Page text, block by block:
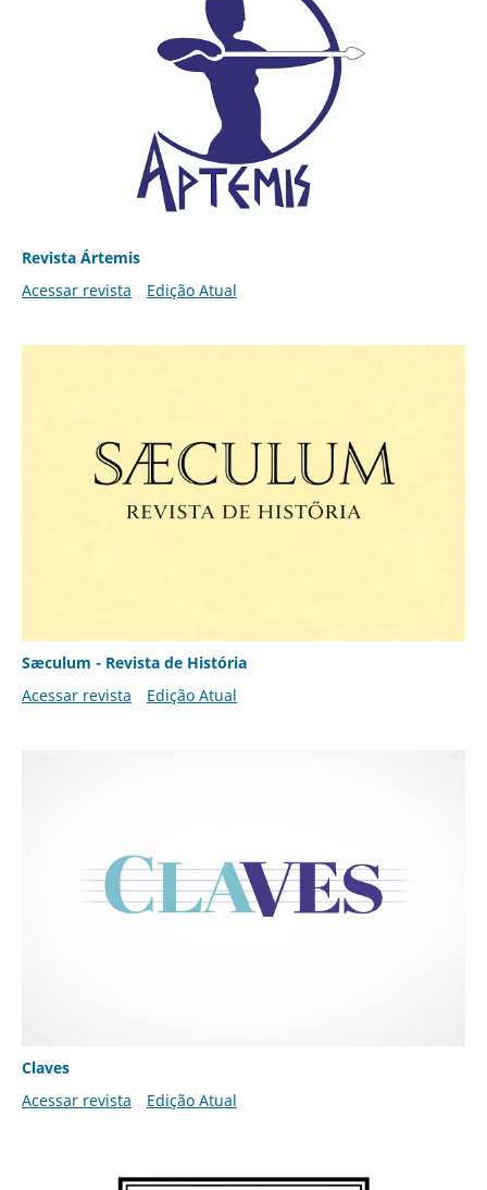
Revista Ártemis
Acessar revista
Edição Atual
Sæculum - Revista de História
Acessar revista
Edição Atual
Claves
Acessar revista
Edição Atual